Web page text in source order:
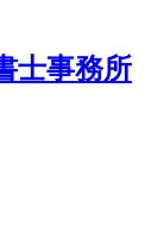
士事務所